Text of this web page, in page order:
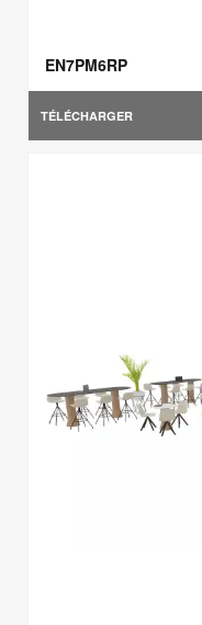
EN7PM6RP
TÉLÉCHARGER